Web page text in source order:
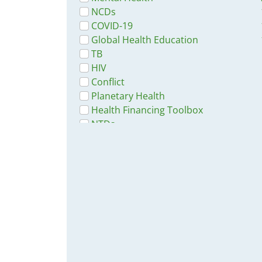
Kammer
Bundesverband für körper- und
mehrfachbehinderte Menschen
e.V.
Bundesweite Arbeitsgemeinschaft
der Psychosozialen Zentren für
Flüchtlinge und Folteropfer (BAfF
e.V.)
Bundeszentrale für
NCDs
COVID-19
Global Health Education
TB
HIV
Conflict
Planetary Health
Health Financing Toolbox
NTDs